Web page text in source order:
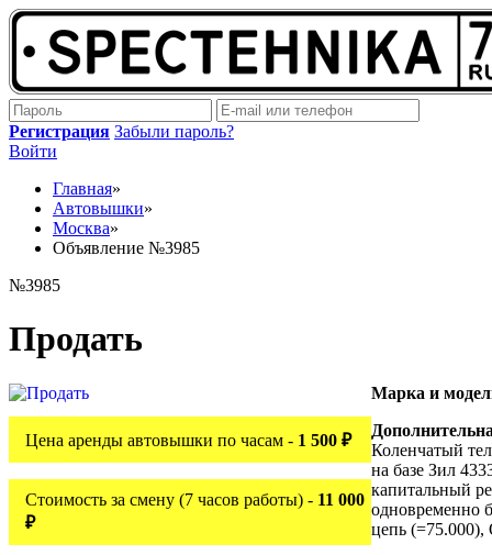
Регистрация Забыли пароль?
Войти
Главная»
Автовышки»
Москва»
Объявление №3985
№3985
Продать
Цена аренды автовышки по часам - 1 500 ₽
Стоимость за смену (7 часов работы) - 11 000
₽
Марка и
Коленчатый
на базе Зил
капитальный
одновременно
цепь (=75.000),